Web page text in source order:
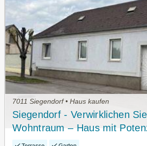
7011 Siegendorf • Haus kaufen
Siegendorf - Verwirklichen
Wohntraum – Haus mit
Nebengebäude